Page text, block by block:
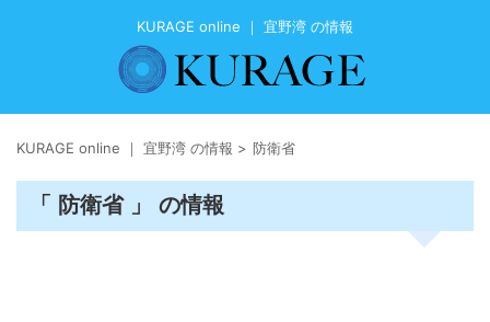
KURAGE online ｜ 宜野湾 の情報
KURAGE online ｜ 宜野湾 の情報 > 防衛省
「 防衛省 」 の情報